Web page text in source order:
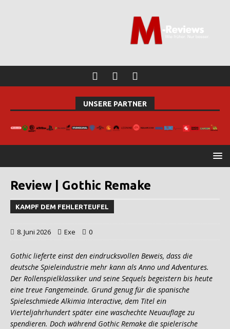
UNSERE PARTNER
Review | Gothic Remake
KAMPF DEM FEHLERTEUFEL
8. Juni 2026 Exe 0
Gothic lieferte einst den eindrucksvollen Beweis, dass die
deutsche Spieleindustrie mehr kann als Anno und Adventures.
Der Rollenspielklassiker und seine Sequels begeistern bis heute
eine treue Fangemeinde. Grund genug für die spanische
Spieleschmiede Alkimia Interactive, dem Titel ein
Vierteljahrhundert später eine waschechte Neuauflage zu
spendieren. Doch während Gothic Remake die spielerische